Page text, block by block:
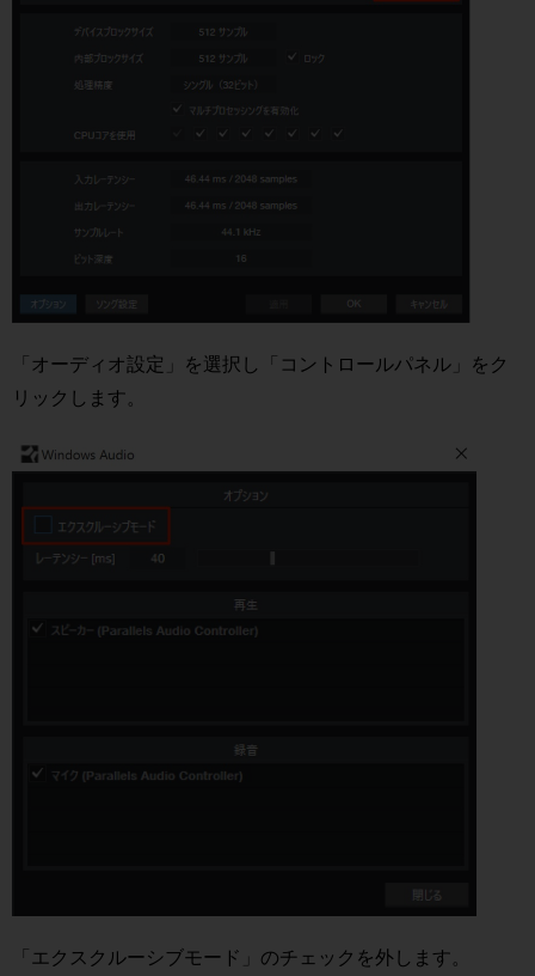
「オーディオ設定」を選択し「コントロールパネル」をク
リックします。
「エクスクルーシブモード」のチェックを外します。